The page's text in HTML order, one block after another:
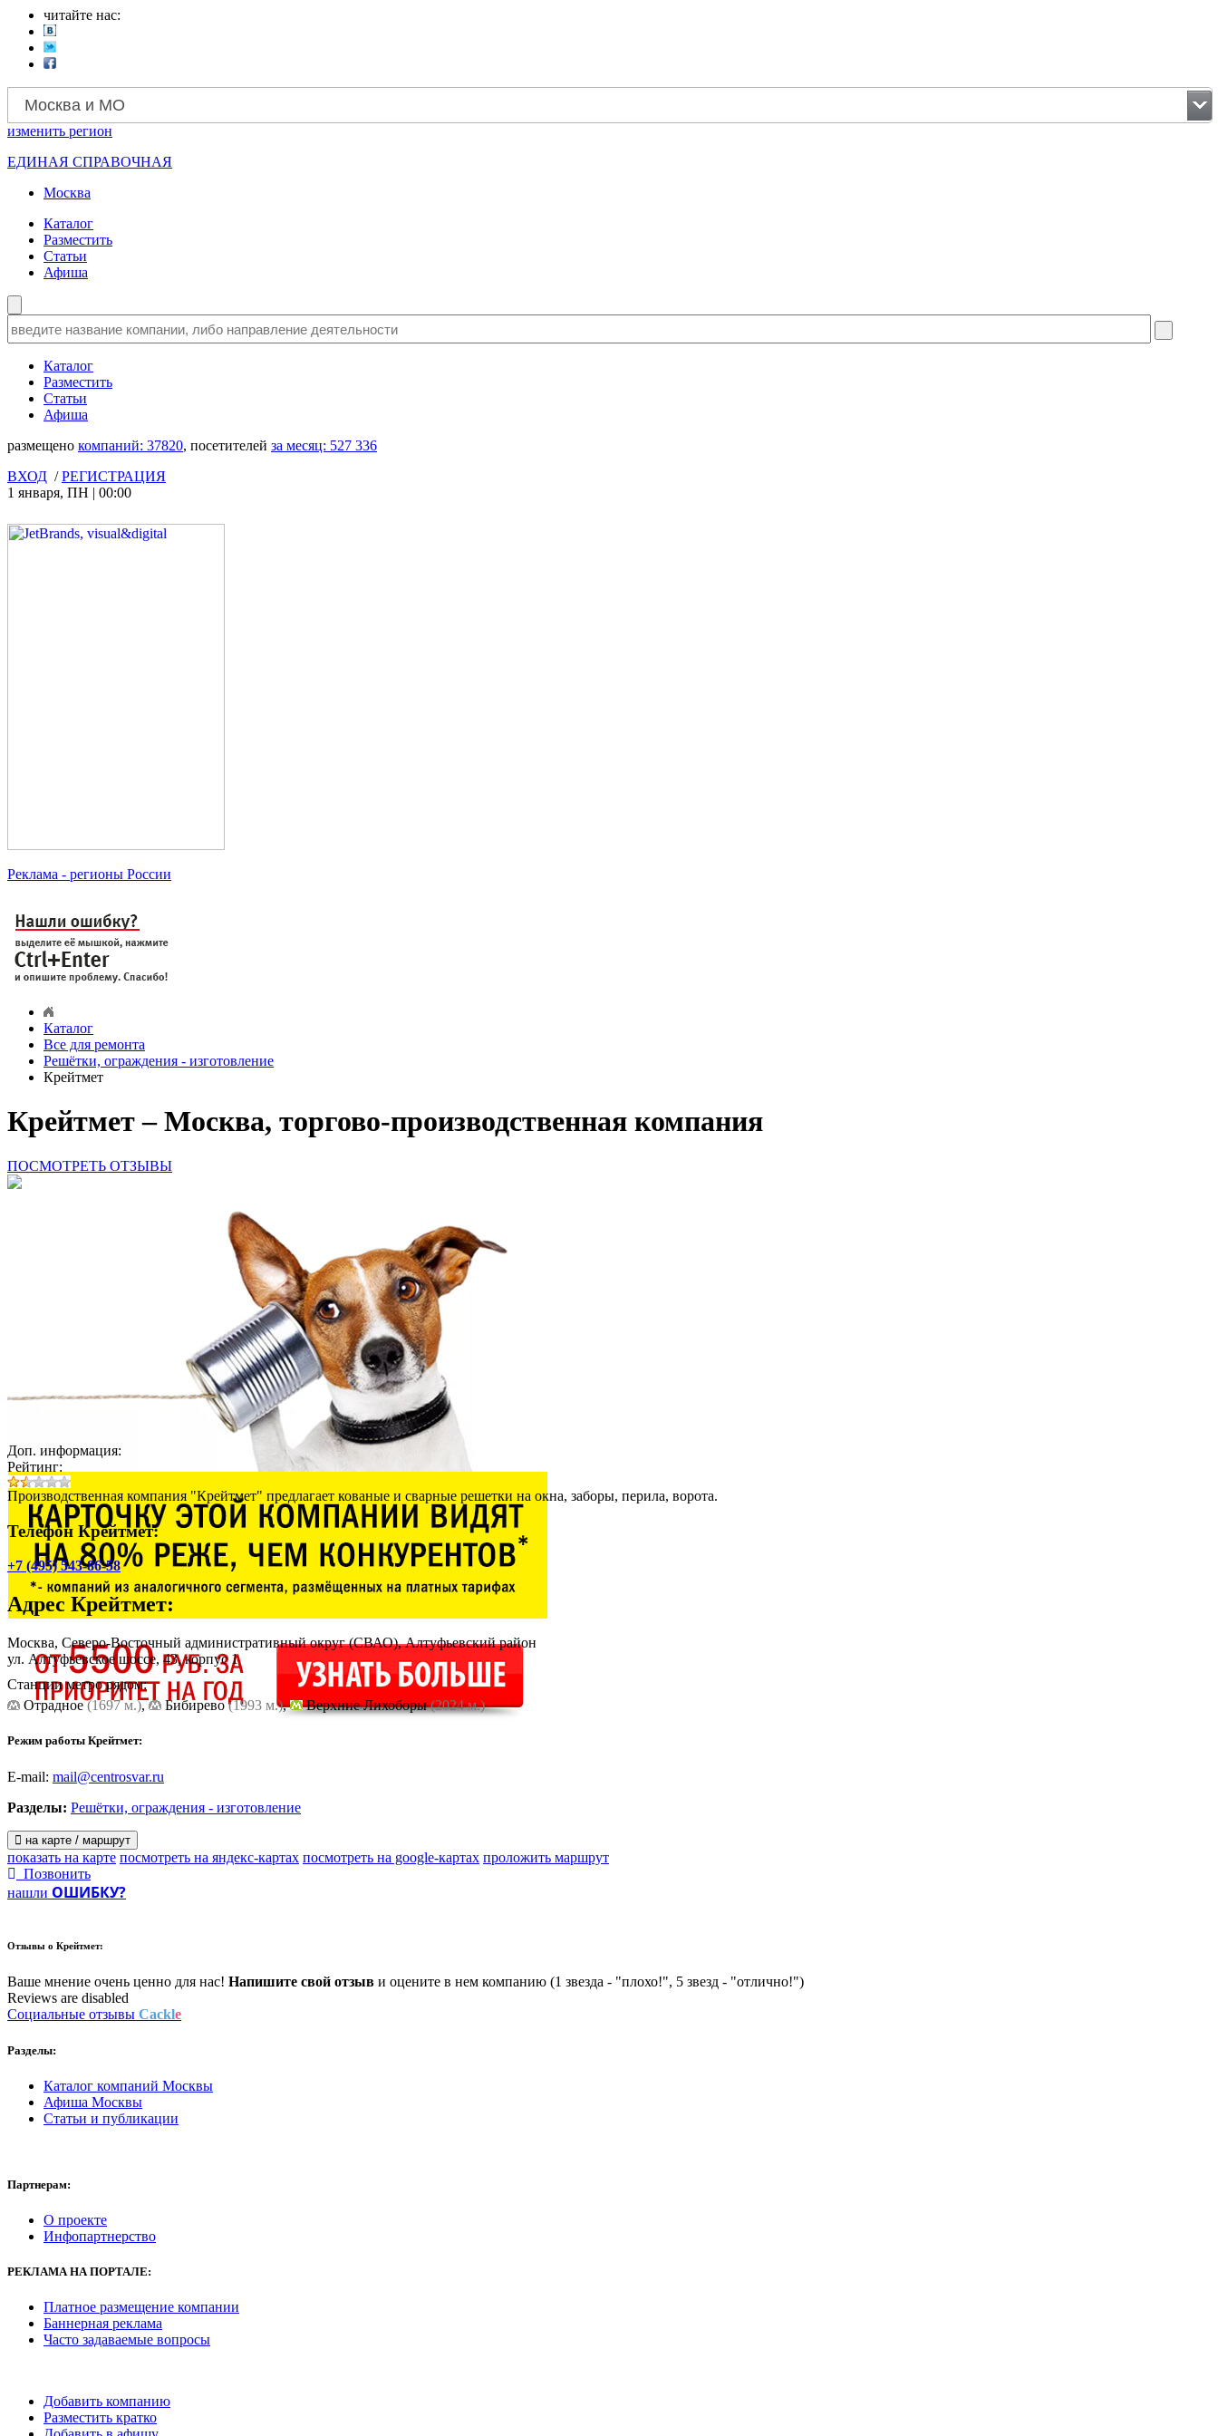
читайте нас:
Москва и МО
изменить регион
ЕДИНАЯ СПРАВОЧНАЯ
Москва
Каталог
Разместить
Статьи
Афиша
Каталог
Разместить
Статьи
Афиша
размещено компаний: 37820, посетителей за месяц: 527 336
ВХОД /РЕГИСТРАЦИЯ
1 января, ПН | 00:00
Реклама - регионы России
Каталог
Все для ремонта
Решётки, ограждения - изготовление
Крейтмет
Крейтмет – Москва, торгово-производственная компания
ПОСМОТРЕТЬ ОТЗЫВЫ
Доп. информация:
Рейтинг:
Производственная компания "Крейтмет" предлагает кованые и сварные решетки на окна, заборы, перила, ворота.
Телефон Крейтмет:
+7 (495) 543-86-58
Адрес Крейтмет:
Москва, Северо-Восточный административный округ (СВАО), Алтуфьевский район
ул. Алтуфьевское шоссе, 43, корпус 1
Станции метро рядом:
Отрадное(1697 м.), Бибирево(1993 м.), Верхние Лихоборы(2024 м.)
Режим работы Крейтмет:
E-mail: mail@centrosvar.ru
Разделы: Решётки, ограждения - изготовление
на карте / маршрут
показать на карте посмотреть на яндекс-картах посмотреть на google-картах проложить маршрут
Позвонить
нашли ОШИБКУ?
Отзывы о Крейтмет:
Ваше мнение очень ценно для нас! Напишите свой отзыв и оцените в нем компанию (1 звезда - "плохо!", 5 звезд - "отлично!")
Reviews are disabled
Социальные отзывы Cackle
Разделы:
Каталог компаний Москвы
Афиша Москвы
Статьи и публикации
Партнерам:
О проекте
Инфопартнерство
РЕКЛАМАНА ПОРТАЛЕ:
Платное размещение компании
Баннерная реклама
Часто задаваемые вопросы
Добавить компанию
Разместить кратко